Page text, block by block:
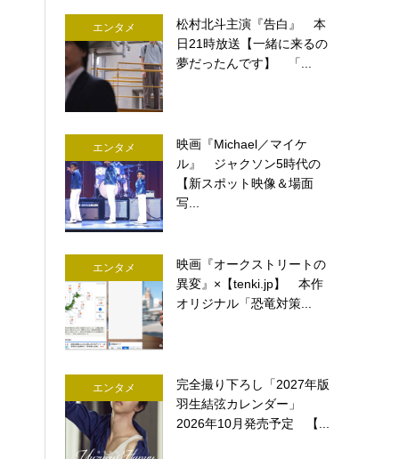
エンタメ
松村北斗主演『告白』 本
日21時放送【一緒に来るの
夢だったんです】 「...
エンタメ
映画『Michael／マイケ
ル』 ジャクソン5時代の
【新スポット映像＆場面
写...
エンタメ
映画『オークストリートの
異変』×【tenki.jp】 本作
オリジナル「恐竜対策...
エンタメ
完全撮り下ろし「2027年版
羽生結弦カレンダー」
2026年10月発売予定 【...